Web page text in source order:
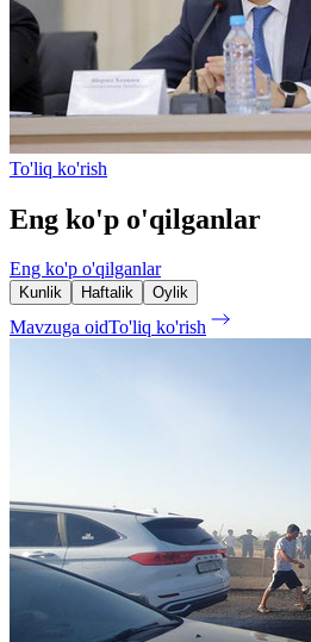
To'liq ko'rish
Eng ko'p o'qilganlar
Eng ko'p o'qilganlar
Kunlik Haftalik Oylik
Mavzuga oidTo'liq ko'rish